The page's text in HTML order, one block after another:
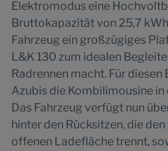
Elektromodus eine
Bruttokapazität von 25,7
Fahrzeug ein großzügiges
L&K 130 zum idealen
Radrennen macht. Für
Azubis die Kombilimousine
Das Fahrzeug verfügt nun
hinter den Rücksitzen, die
offenen Ladefläche trennt,